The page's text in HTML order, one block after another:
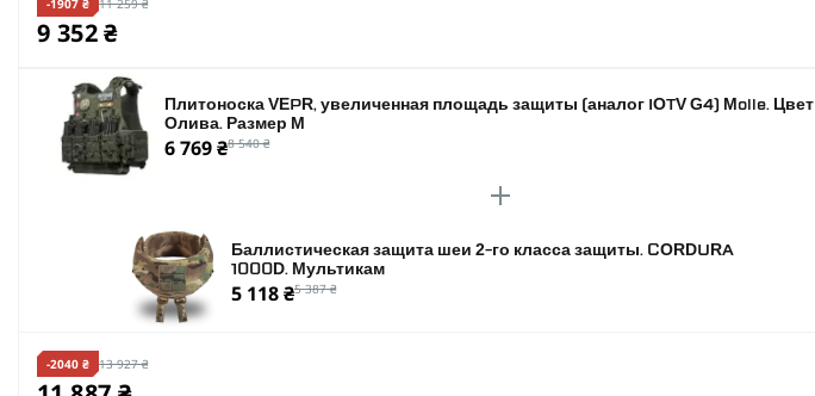
-1907 ₴ 11 259 ₴
9 352 ₴
Плитоноска VEPR, увеличенная площадь защиты (аналог IOTV G4) Molle. Цвет
Олива. Размер M
6 769 ₴8 540 ₴
Баллистическая защита шеи 2-го класса защиты. CORDURA
1000D. Мультикам
5 118 ₴5 387 ₴
-2040 ₴ 13 927 ₴